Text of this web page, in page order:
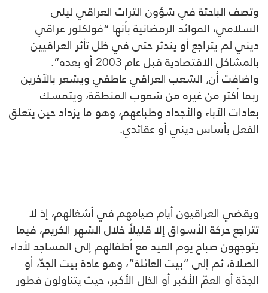
وتصف الباحثة في شؤون التراث العراقي ليلى
السلامي، الموائد الرمضانية بأنها “فولكلور عراقي
ديني لم يتراجع أو يندثر حتى في ظل تأثر العراقيين
بالمشاكل الاقتصادية قبل عام 2003 أو بعده”.
واضافت أن, الشعب العراقي عاطفي ويشعر بالآخرين
ربما أكثر من غيره من شعوب المنطقة، ويتمسك
بعادات الآباء والأجداد وطباعهم، وهو ما يزداد حين يتعلق
الفعل بأساس ديني أو عقائدي.
ويقضي العراقيون أيام صيامهم في أشغالهم، إذ لا
تتراجع حركة الأسواق إلا قليلاً خلال الشهر الكريم، فيما
يتوجهون صباح يوم العيد مع أطفالهم إلى المساجد لأداء
الصلاة، ثم إلى “بيت العائلة”، وهو عادة بيت الجدّ، أو
الجدّة أو العمّ الأكبر أو الخال الأكبر، حيث يتناولون فطور